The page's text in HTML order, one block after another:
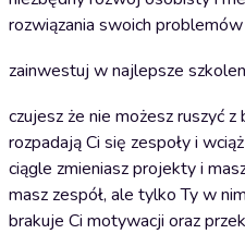
rozwiązania swoich problemów
zainwestuj w najlepsze
czujesz że nie możesz ruszyć z
rozpadają Ci się zespoły i
ciągle zmieniasz projekty i
masz zespół, ale tylko Ty w
brakuje Ci motywacji oraz